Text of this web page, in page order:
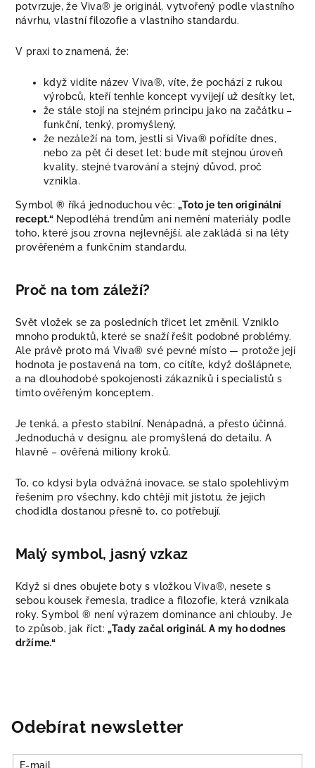
potvrzuje, že Viva® je originál, vytvořený podle vlastního
návrhu, vlastní filozofie a vlastního standardu.
V praxi to znamená, že:
když vidíte název Viva®, víte, že pochází z rukou
výrobců, kteří tenhle koncept vyvíjejí už desítky let,
že stále stojí na stejném principu jako na začátku –
funkční, tenký, promyšlený,
že nezáleží na tom, jestli si Viva® pořídíte dnes,
nebo za pět či deset let: bude mít stejnou úroveň
kvality, stejné tvarování a stejný důvod, proč
vznikla.
Symbol ® říká jednoduchou věc:„Toto je ten originální
recept.“ Nepodléhá trendům ani nemění materiály podle
toho, které jsou zrovna nejlevnější, ale zakládá si na léty
prověřeném a funkčním standardu.
Proč na tom záleží?
Svět vložek se za posledních třicet let změnil. Vzniklo
mnoho produktů, které se snaží řešit podobné problémy.
Ale právě proto má Viva® své pevné místo — protože její
hodnota je postavená na tom, co cítíte, když došlápnete,
a na dlouhodobé spokojenosti zákazníků i specialistů s
tímto ověřeným konceptem.
Je tenká, a přesto stabilní. Nenápadná, a přesto účinná.
Jednoduchá v designu, ale promyšlená do detailu. A
hlavně – ověřená miliony kroků.
To, co kdysi byla odvážná inovace, se stalo spolehlivým
řešením pro všechny, kdo chtějí mít jistotu, že jejich
chodidla dostanou přesně to, co potřebují.
Malý symbol, jasný vzkaz
Když si dnes obujete boty s vložkou Viva®, nesete s
sebou kousek řemesla, tradice a filozofie, která vznikala
roky. Symbol ® není výrazem dominance ani chlouby. Je
to způsob, jak říct:„Tady začal originál. A my ho dodnes
držíme.“
Odebírat newsletter
E-mail